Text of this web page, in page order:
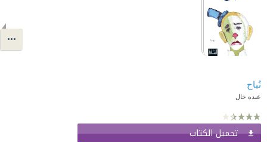
نُباح
عبده خال
تحميل الكتاب